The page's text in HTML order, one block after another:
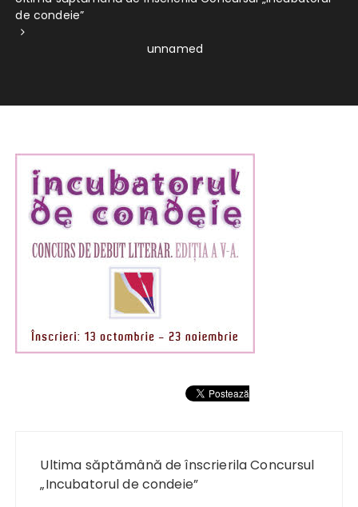
de condeie”
unnamed
articole
Ultima săptămână de înscrierila Concursul
„Incubatorul de condeie”